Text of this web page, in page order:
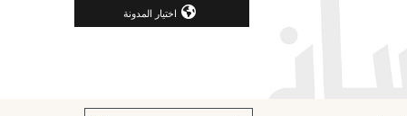
اختيار المدونة